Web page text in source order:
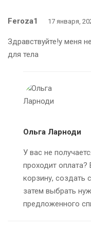
Feroza1 17 января,
Здравствуйте!у меня
для тела
Ольга Ларноди
У вас не
проходит
корзину, создать
затем выбрать
предложенного